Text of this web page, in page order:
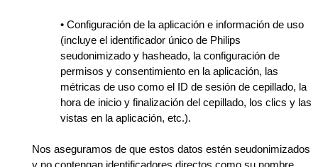
• Configuración de la aplicación e información de uso
(incluye el identificador único de Philips
seudonimizado y hasheado, la configuración de
permisos y consentimiento en la aplicación, las
métricas de uso como el ID de sesión de cepillado, la
hora de inicio y finalización del cepillado, los clics y las
vistas en la aplicación, etc.).
Nos aseguramos de que estos datos estén seudonimizados
y no contengan identificadores directos como su nombre,